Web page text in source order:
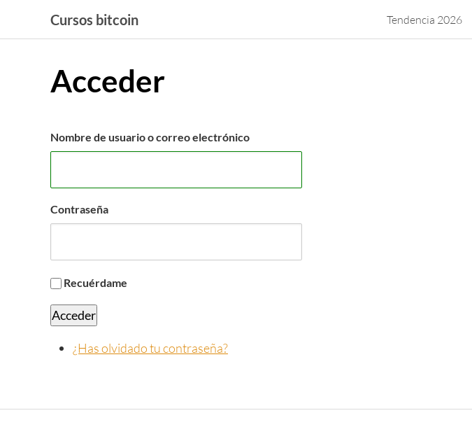
contenido
Cursos bitcoin Tendencia 2026
Acceder
Nombre de usuario o correo electrónico
Contraseña
Recuérdame
Acceder
¿Has olvidado tu contraseña?